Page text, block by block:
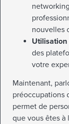
nouvelles
Utilisation
des
votre
Maintenant,
préoccupations
permet de
que vous êtes à